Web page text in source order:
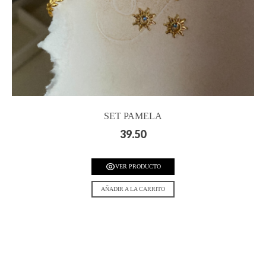
SET PAMELA
39.50
VER PRODUCTO
AÑADIR A LA CARRITO